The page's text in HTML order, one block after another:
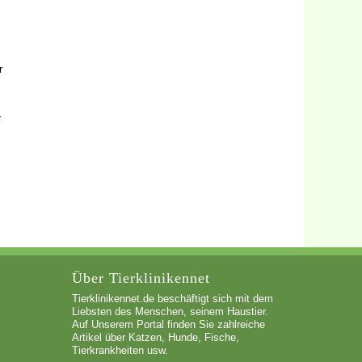
Über Tierklinikennet
Tierklinikennet.de beschäftigt sich mit dem
Liebsten des Menschen, seinem Haustier.
Auf Unserem Portal finden Sie zahlreiche
Artikel über Katzen, Hunde, Fische,
Tierkrankheiten usw.